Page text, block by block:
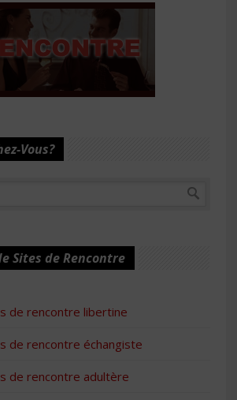
Vous?
Sites de Rencontre
de rencontre libertine
de rencontre échangiste
de rencontre adultère